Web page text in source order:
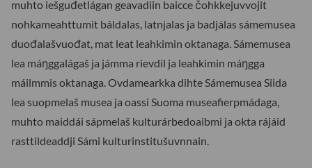
muhto iešguđetlágan geavadiin baicce čohkkejuvvojit
nohkameahttumit báldalas, latnjalas ja badjálas sámemusea
duođalašvuođat, mat leat leahkimin oktanaga. Sámemusea
lea máŋggalágaš ja jámma rievdil ja leahkimin máŋgga
máilmmis oktanaga. Ovdamearkka dihte Sámemusea Siida
lea suopmelaš musea ja oassi Suoma museafierpmádaga,
muhto maiddái sápmelaš kulturárbedoaibmi ja okta rájáid
rasttildeaddji Sámi kulturinstitušuvnnain.